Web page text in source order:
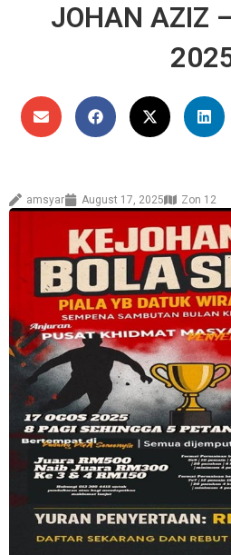
JOHAN AZIZ
amsyar August 17, 2025 Zon 12